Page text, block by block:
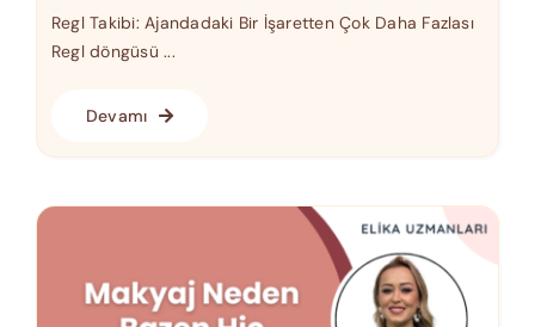
Regl Takibi: Ajandadaki Bir İşaretten Çok Daha Fazlası
Regl döngüsü ...
Devamı